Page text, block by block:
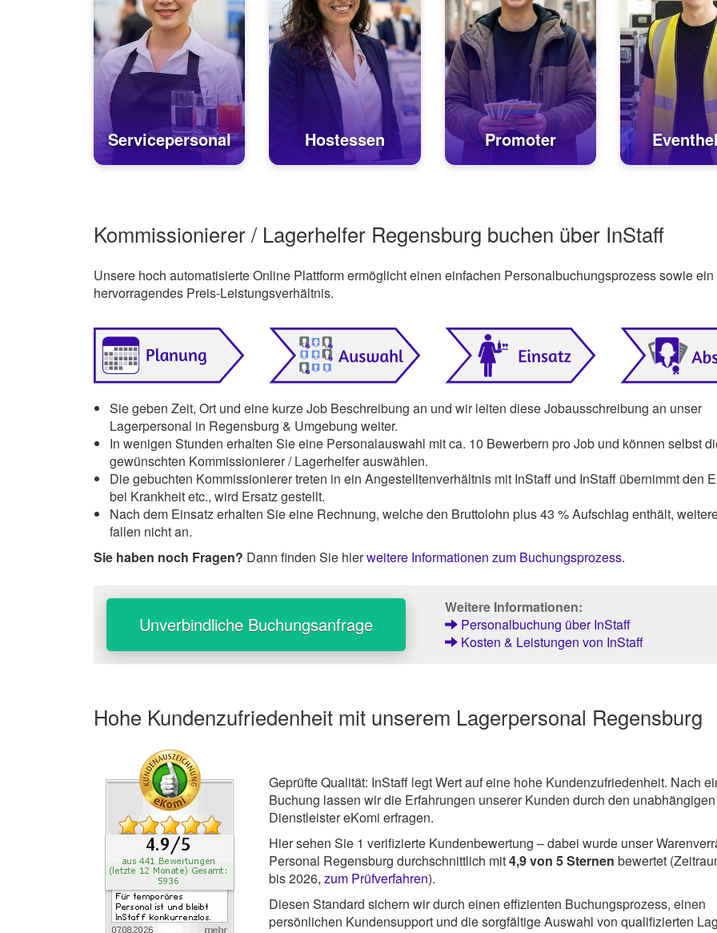
Servicepersonal Hostessen Promoter
Kommissionierer / Lagerhelfer Regensburg buchen über InStaff
Unsere hoch automatisierte Online Plattform ermöglicht einen einfachen Personalbuchungsprozess sowie ein
hervorragendes Preis-Leistungsverhältnis.
Sie geben Zeit, Ort und eine kurze Job Beschreibung an und wir leiten diese Jobausschreibung an unser
Lagerpersonal in Regensburg & Umgebung weiter.
In wenigen Stunden erhalten Sie eine Personalauswahl mit ca. 10 Bewerbern pro Job und können selbst
gewünschten Kommissionierer / Lagerhelfer auswählen.
Die gebuchten Kommissionierer treten in ein Angestelltenverhältnis mit InStaff und InStaff übernimmt den
bei Krankheit etc., wird Ersatz gestellt.
Nach dem Einsatz erhalten Sie eine Rechnung, welche den Bruttolohn plus 43 % Aufschlag enthält,
fallen nicht an.
Sie haben noch Fragen? Dann finden Sie hierweitere Informationen zum Buchungsprozess.
Unverbindliche Buchungsanfrage
Weitere Informationen:
Personalbuchung über InStaff
Kosten & Leistungen von InStaff
Hohe Kundenzufriedenheit mit unserem Lagerpersonal Regensburg
Geprüfte Qualität: InStaff legt Wert auf eine hohe Kundenzufriedenheit. Nach
Buchung lassen wir die Erfahrungen unserer Kunden durch den unabhängigen
Dienstleister eKomi erfragen.
Hier sehen Sie 1 verifizierte Kundenbewertung – dabei wurde unser
Personal Regensburg durchschnittlich mit4,9von5Sternen bewertet
bis 2026,zum Prüfverfahren).
Diesen Standard sichern wir durch einen effizienten Buchungsprozess, einen
persönlichen Kundensupport und die sorgfältige Auswahl von qualifizierten